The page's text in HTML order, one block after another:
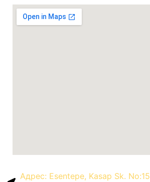
Адрес: Esentepe, Kasap Sk.